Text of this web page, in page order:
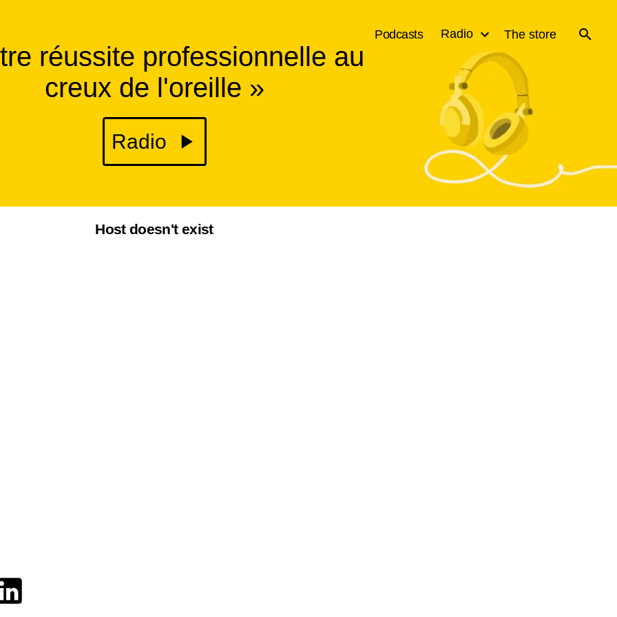
Podcasts Radio The store
réussite professionnelle au
creux de l'oreille »
Radio
Host doesn't exist